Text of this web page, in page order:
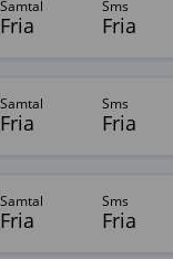
samtal
Fria
sms
Fria
samtal
Fria
sms
Fria
samtal
Fria
sms
Fria